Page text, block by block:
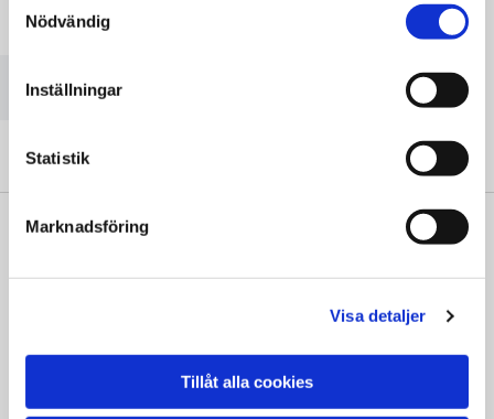
Nödvändig
Inställningar
Statistik
Marknadsföring
Visa detaljer
Tillåt alla cookies
Vänligen acceptera marknadsföringscookies för att se
Vera Moqvist